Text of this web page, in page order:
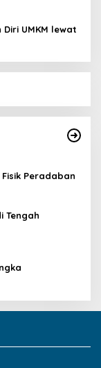
UMKM lewat
Peradaban
Tengah